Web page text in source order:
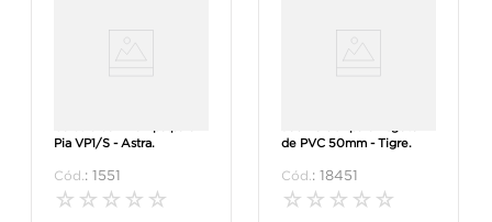
Pia VP1/S - Astra.
: 1551
☆ ☆ ☆ ☆ ☆
de PVC 50mm - Tigre.
: 18451
☆ ☆ ☆ ☆ ☆